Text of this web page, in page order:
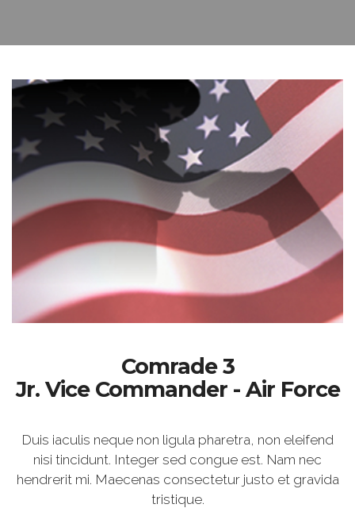
Comrade 3
Jr. Vice Commander - Air Force
Duis iaculis neque non ligula pharetra, non eleifend
nisi tincidunt. Integer sed congue est. Nam nec
hendrerit mi. Maecenas consectetur justo et gravida
tristique.